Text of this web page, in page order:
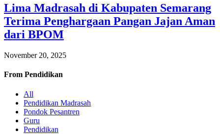
Lima Madrasah di Kabupaten Semarang
Terima Penghargaan Pangan Jajan Aman
dari BPOM
November 20, 2025
From Pendidikan
All
Pendidikan Madrasah
Pondok Pesantren
Guru
Pendidikan